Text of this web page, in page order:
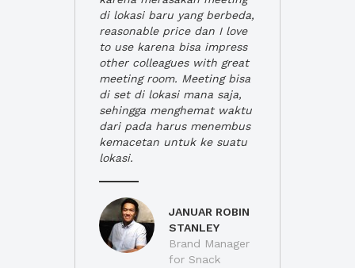
di lokasi baru yang berbeda,
reasonable price dan I love
to use karena bisa impress
other colleagues with great
meeting room. Meeting bisa
di set di lokasi mana saja,
sehingga menghemat waktu
dari pada harus menembus
kemacetan untuk ke suatu
lokasi.
JANUAR ROBIN
STANLEY
Brand Manager
for Snack